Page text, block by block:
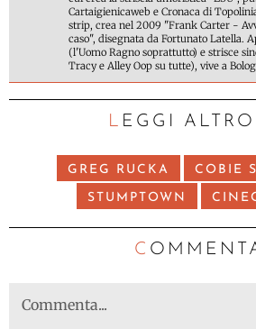
Cartaigienicaweb e Cronaca di
strip, crea nel 2009 "Frank Carter -
caso", disegnata da Fortunato Latella.
(l'Uomo Ragno soprattutto) e strisce
Tracy e Alley Oop su tutte), vive a
LEGGI
GREG RUCKA COBIE
STUMPTOWN
C